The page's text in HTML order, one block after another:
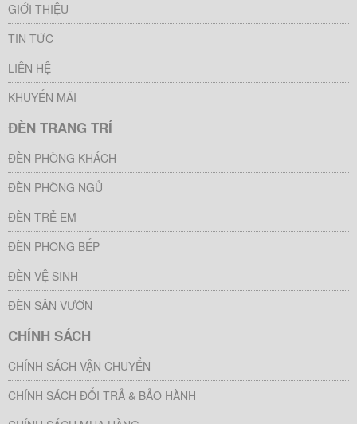
GIỚI THIỆU
TIN TỨC
LIÊN HỆ
KHUYẾN MÃI
ĐÈN TRANG TRÍ
ĐÈN PHÒNG KHÁCH
ĐÈN PHÒNG NGỦ
ĐÈN TRẺ EM
ĐÈN PHÒNG BẾP
ĐÈN VỆ SINH
ĐÈN SÂN VƯỜN
CHÍNH SÁCH
CHÍNH SÁCH VẬN CHUYỂN
CHÍNH SÁCH ĐỔI TRẢ & BẢO HÀNH